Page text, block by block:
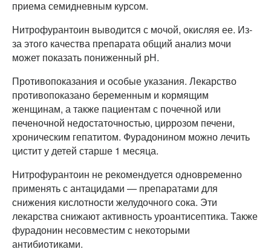
приема семидневным курсом.
Нитрофурантоин выводится с мочой, окисляя ее. Из-
за этого качества препарата общий анализ мочи
может показать пониженный рН.
Противопоказания и особые указания. Лекарство
противопоказано беременным и кормящим
женщинам, а также пациентам с почечной или
печеночной недостаточностью, циррозом печени,
хроническим гепатитом. Фурадонином можно лечить
цистит у детей старше 1 месяца.
Нитрофурантоин не рекомендуется одновременно
применять с антацидами — препаратами для
снижения кислотности желудочного сока. Эти
лекарства снижают активность уроантисептика. Также
фурадонин несовместим с некоторыми
антибиотиками.